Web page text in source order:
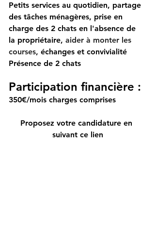
Petits services au quotidien, partage
des tâches ménagères, prise en
charge des 2 chats en l'absence de
la propriétaire, aider à monter les
courses, échanges et convivialité
Présence de 2 chats
Participation financière :
350€/mois charges comprises
Proposez votre candidature en
suivant ce lien